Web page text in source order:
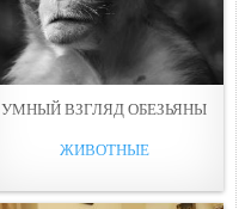
УМНЫЙ ВЗГЛЯД ОБEЗЬЯНЫ
ЖИВОТНЫЕ